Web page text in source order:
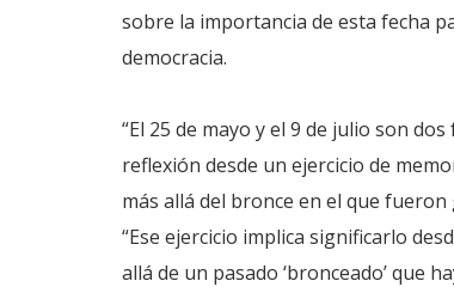
sobre la importancia de esta fecha
democracia.
“El 25 de mayo y el 9 de julio son
reflexión desde un ejercicio de
más allá del bronce en el que
“Ese ejercicio implica significarlo
allá de un pasado ‘bronceado’ que